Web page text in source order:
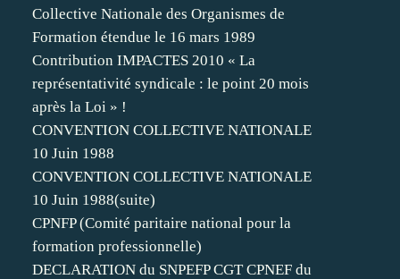
Collective Nationale des Organismes de
Formation étendue le 16 mars 1989
Contribution IMPACTES 2010 « La
représentativité syndicale : le point 20 mois
après la Loi » !
CONVENTION COLLECTIVE NATIONALE
10 Juin 1988
CONVENTION COLLECTIVE NATIONALE
10 Juin 1988(suite)
CPNFP (Comité paritaire national pour la
formation professionnelle)
DECLARATION du SNPEFP CGT CPNEF du